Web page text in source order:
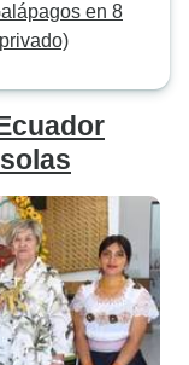
en 8